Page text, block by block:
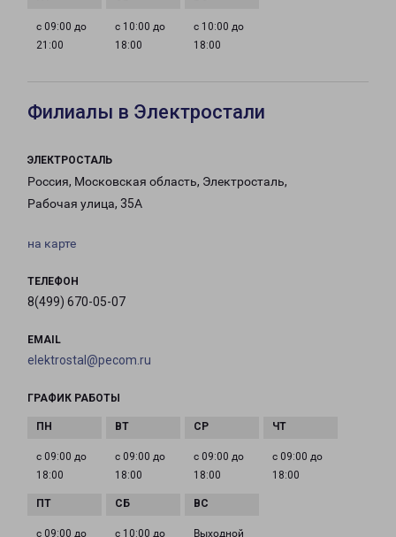
с 09:00 до
21:00
с 10:00 до
18:00
с 10:00 до
18:00
Филиалы в Электростали
ЭЛЕКТРОСТАЛЬ
Россия, Московская область, Электросталь,
Рабочая улица, 35А
на карте
ТЕЛЕФОН
8(499) 670-05-07
EMAIL
elektrostal@pecom.ru
ГРАФИК РАБОТЫ
с 09:00 до
18:00
с 09:00 до
18:00
с 09:00 до
18:00
с 09:00 до
18:00
с 09:00 до с 10:00 до Выходной